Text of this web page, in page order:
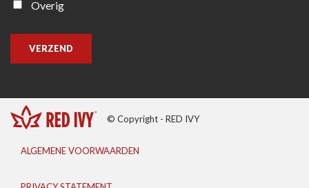
Overig
VERZEND
© Copyright - RED IVY
ALGEMENE VOORWAARDEN